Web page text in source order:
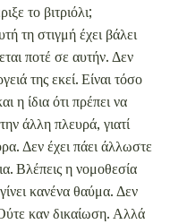
το βιτριόλι;
τη στιγμή έχει βάλει
ποτέ σε αυτήν. Δεν
της εκεί. Είναι τόσο
η ίδια ότι πρέπει να
άλλη πλευρά, γιατί
Δεν έχει πάει άλλωστε
Βλέπεις η νομοθεσία
κανένα θαύμα. Δεν
καν δικαίωση. Αλλά